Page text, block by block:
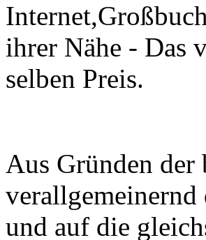
ihrer Nähe - Das
selben Preis.
Aus Gründen der
verallgemeinernd
und auf die